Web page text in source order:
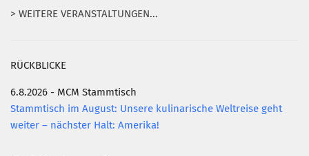
> WEITERE VERANSTALTUNGEN...
RÜCKBLICKE
6.8.2026 - MCM Stammtisch
Stammtisch im August: Unsere kulinarische Weltreise geht
weiter – nächster Halt: Amerika!